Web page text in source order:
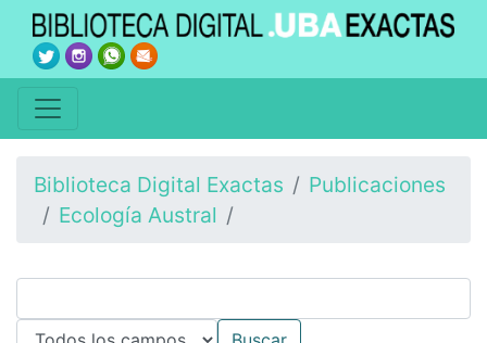
Biblioteca Digital Exactas
Publicaciones
Ecología Austral